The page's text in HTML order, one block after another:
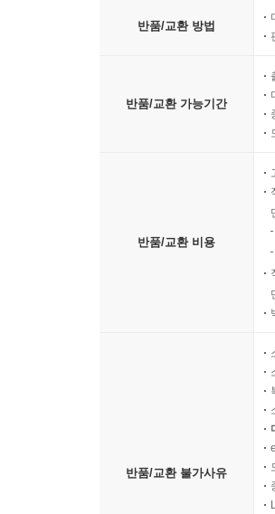
반품/교환 방법
반품/교환 가능기간
반품/교환 비용
반품/교환 불가사유